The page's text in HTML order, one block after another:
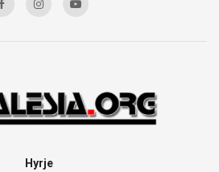
Hyrje